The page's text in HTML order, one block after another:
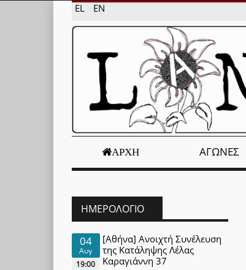
EL EN
ΑΡΧΉ ΑΓΏΝΕΣ
ΗΜΕΡΟΛΌΓΙΟ
04
Αυγ
19:00
[Αθήνα] Ανοιχτή Συνέλευση
της Κατάληψης Λέλας
Καραγιάννη 37